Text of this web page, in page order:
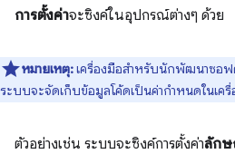
การตั้งค่าจะซิงค์ในอุปกรณ์ต่างๆ ด้วย
หมายเหตุ:เครื่องมือสำหรับนักพัฒนาซอฟ
ระบบจะจัดเก็บข้อมูลโค้ดเป็นค่ากำหนดในเครื่
ตัวอย่างเช่น ระบบจะซิงค์การตั้งค่าลัก